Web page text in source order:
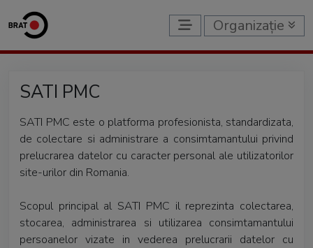
Organizație
SATI PMC
SATI PMC este o platforma profesionista, standardizata,
de colectare si administrare a consimtamantului privind
prelucrarea datelor cu caracter personal ale utilizatorilor
site-urilor din Romania.
Scopul principal al SATI PMC il reprezinta colectarea,
stocarea, administrarea si utilizarea consimtamantului
persoanelor vizate in vederea prelucrarii datelor cu